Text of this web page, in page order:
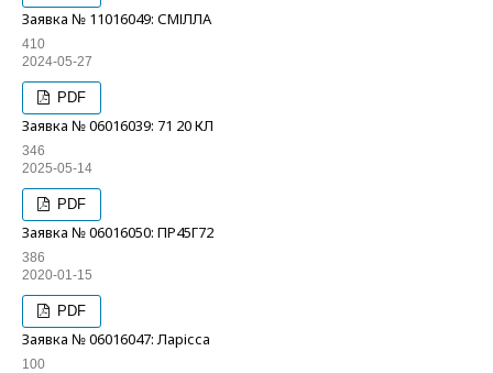
Заявка № 11016049: СМІЛЛА
410
2024-05-27
PDF
Заявка № 06016039: 71 20 КЛ
346
2025-05-14
PDF
Заявка № 06016050: ПР45Г72
386
2020-01-15
PDF
Заявка № 06016047: Ларісса
100